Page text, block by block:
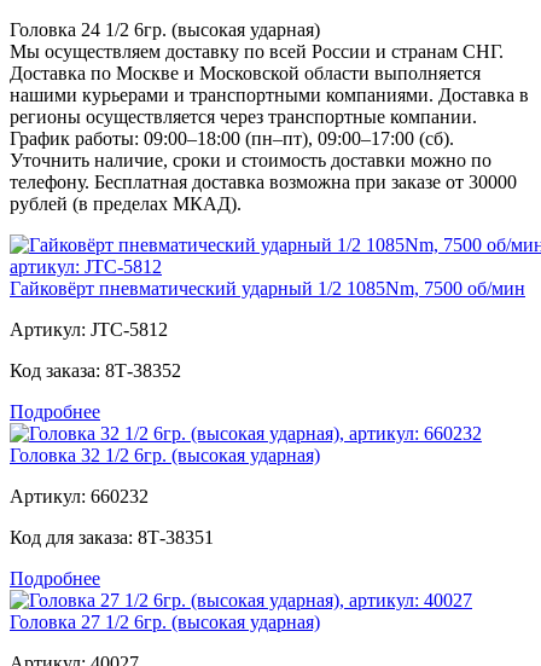
Головка 24 1/2 6гр. (высокая ударная)
Мы осуществляем доставку по всей России и странам СНГ.
Доставка по Москве и Московской области выполняется
нашими курьерами и транспортными компаниями. Доставка в
регионы осуществляется через транспортные компании.
График работы: 09:00–18:00 (пн–пт), 09:00–17:00 (сб).
Уточнить наличие, сроки и стоимость доставки можно по
телефону. Бесплатная доставка возможна при заказе от 30000
рублей (в пределах МКАД).
Гайковёрт пневматический ударный 1/2 1085Nm, 7500 об/мин
Артикул: JTC-5812
Код заказа: 8Т-38352
Подробнее
Головка 32 1/2 6гр. (высокая ударная)
Артикул: 660232
Код для заказа: 8Т-38351
Подробнее
Головка 27 1/2 6гр. (высокая ударная)